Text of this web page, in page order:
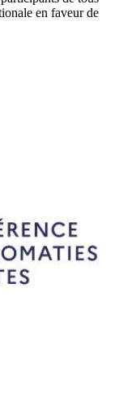
en faveur de